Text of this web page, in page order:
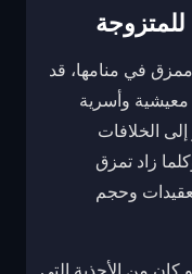
للمتزوجة
في منامها، قد
وأسرية
الخلافات
زاد تمزق
وحجم
كان من الأحذية التي